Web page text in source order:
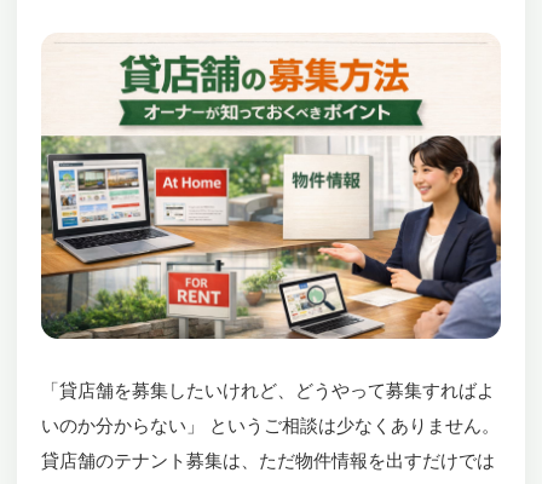
「貸店舗を募集したいけれど、どうやって募集すればよ
いのか分からない」 というご相談は少なくありません。
貸店舗のテナント募集は、ただ物件情報を出すだけでは